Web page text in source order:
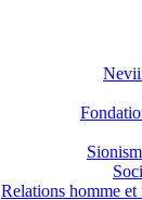
Relations homme